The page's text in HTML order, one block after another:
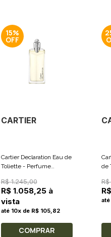
15%
CARTIER
Cartier Declaration Eau de
Toliette - Perfume
R$ 1.245,00
R$ 1.058,25 à
vista
até 10x de R$ 105,82
COMPRAR
de
até